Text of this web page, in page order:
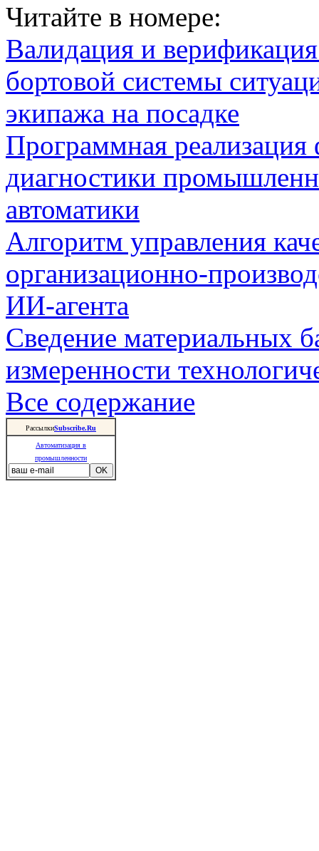
Читайте в номере:
Валидация и
бортовой системы
экипажа на посадке
Программная
диагностики
автоматики
Алгоритм управления
организационно-
ИИ-агента
Сведение материальных
измеренности
Все содержание
РассылкиSubscribe.Ru
Автоматизация в
промышленности